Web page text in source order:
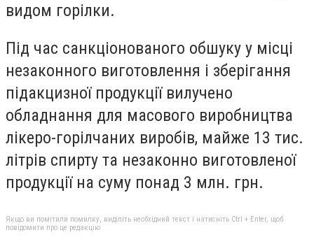
видом горілки.
Під час санкціонованого обшуку у місці
незаконного виготовлення і зберігання
підакцизної продукції вилучено
обладнання для масового виробництва
лікеро-горілчаних виробів, майже 13 тис.
літрів спирту та незаконно виготовленої
продукції на суму понад 3 млн. грн.
Якщо ви помітили помилку, виділіть необхідний текст і натисніть Ctrl + Enter, щоб
повідомити про це редакцію